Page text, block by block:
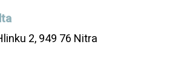
2, 949 76 Nitra